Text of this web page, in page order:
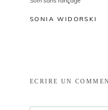
SONIA WIDORSKI
ECRIRE UN